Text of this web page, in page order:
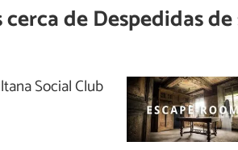
deDespedidas
Social Club